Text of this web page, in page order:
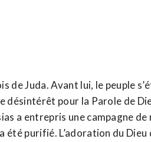
de Juda. Avant lui, le peuple
désintérêt pour la Parole de
a entrepris une campagne
été purifié. L’adoration du